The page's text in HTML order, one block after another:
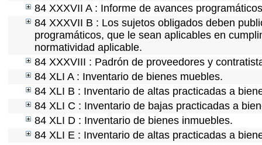
84 XXXVII A : Informe de avances
84 XXXVII B : Los sujetos obligados deben
programáticos, que le sean aplicables en
normatividad aplicable.
84 XXXVIII : Padrón de proveedores y
84 XLI A : Inventario de bienes muebles.
84 XLI B : Inventario de altas practicadas a
84 XLI C : Inventario de bajas practicadas a
84 XLI D : Inventario de bienes inmuebles.
84 XLI E : Inventario de altas practicadas a